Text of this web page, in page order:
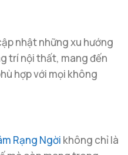
nhật những xu hướng
trí nội thất, mang đến
hợp với mọi không
Rạng Ngời không chỉ là